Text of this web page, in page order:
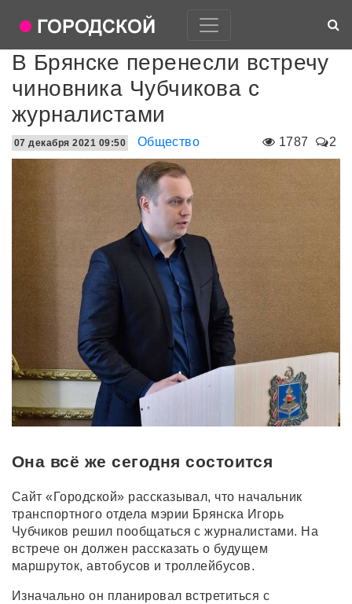
В Брянске перенесли встречу
чиновника Чубчикова с
журналистами
1787 2
07 декабря 2021 09:50 Общество
Она всё же сегодня состоится
Сайт «Городской» рассказывал, что начальник
транспортного отдела мэрии Брянска Игорь
Чубчиков решил пообщаться с журналистами. На
встрече он должен рассказать о будущем
маршруток, автобусов и троллейбусов.
Изначально он планировал встретиться с